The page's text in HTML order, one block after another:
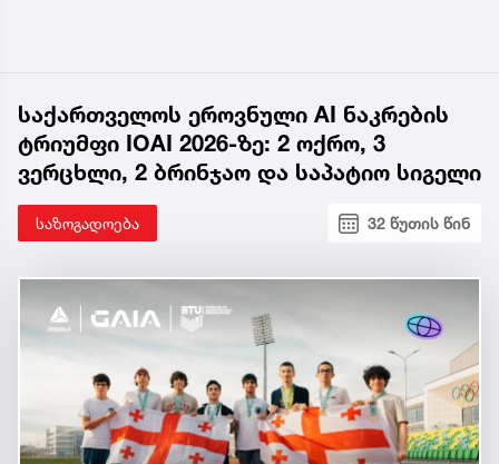
საქართველოს ეროვნული AI ნაკრების
ტრიუმფი IOAI 2026-ზე: 2 ოქრო, 3
ვერცხლი, 2 ბრინჯაო და საპატიო სიგელი
საზოგადოება 32 წუთის წინ